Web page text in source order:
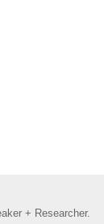
+ Researcher.